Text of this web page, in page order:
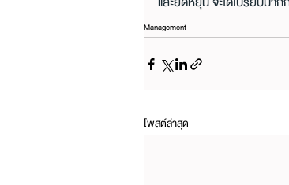
Management
โพสต์ล่าสุด